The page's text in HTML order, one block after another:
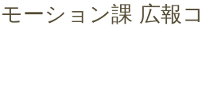
ーション課 広報